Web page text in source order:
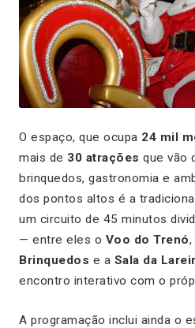
O espaço, que ocupa 24 mil
mais de 30 atrações que vão
brinquedos, gastronomia e
dos pontos altos é a
um circuito de 45 minutos
— entre eles o Voo do Trenó,
Brinquedos e a Sala da
encontro interativo com o
A programação inclui ainda o